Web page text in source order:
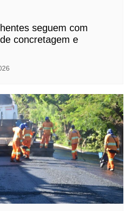
seguem com
concretagem e